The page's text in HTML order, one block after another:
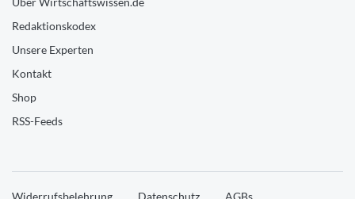
Redaktionskodex
Unsere Experten
Kontakt
Shop
RSS-Feeds
Widerrufsbelehrung Datenschutz
AGBs